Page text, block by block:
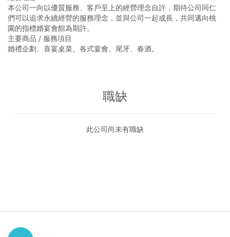
本公司一向以優質服務、客戶至上的經營理念自許，期待公司同仁
們可以追求永續經營的服務理念，並與公司一起成長，共同邁向桃
園的指標婚宴會館為期許。
主要商品 / 服務項目
婚禮企劃、喜宴桌菜、各式宴會、尾牙、春酒。
職缺
此公司尚未有職缺